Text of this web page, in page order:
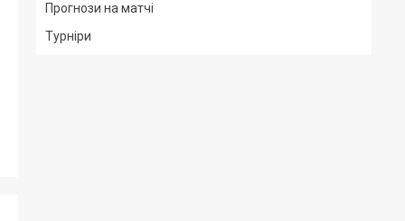
Прогнози на матчі
Турніри